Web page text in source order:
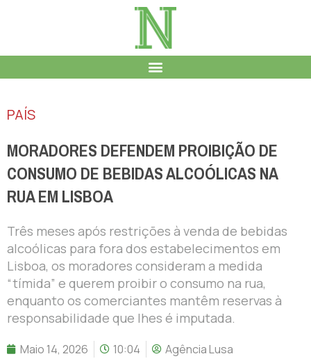
PAÍS
MORADORES DEFENDEM PROIBIÇÃO DE
CONSUMO DE BEBIDAS ALCOÓLICAS NA
RUA EM LISBOA
Três meses após restrições à venda de bebidas
alcoólicas para fora dos estabelecimentos em
Lisboa, os moradores consideram a medida
“tímida” e querem proibir o consumo na rua,
enquanto os comerciantes mantêm reservas à
responsabilidade que lhes é imputada.
Maio 14, 2026 10:04 Agência Lusa